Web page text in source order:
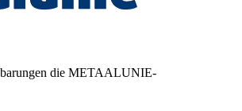
die METAALUNIE-